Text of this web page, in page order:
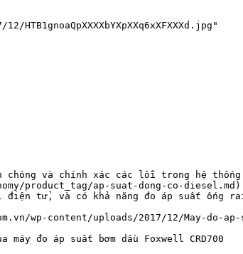
chóng và chính xác các lỗi trong hệ
product_tag/ap-suat-dong-co-
điện tử, và có khả năng đo áp suất ống
wp-content/uploads/2017/12/May-do-ap-
đo áp suất bơm dầu Foxwell CRD700